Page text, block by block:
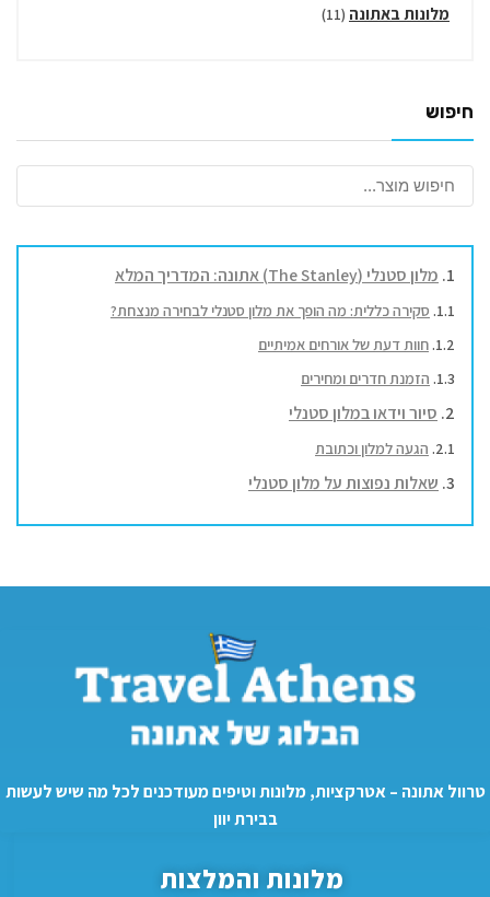
מלונות באתונה (11)
חיפוש
מלון סטנלי (The Stanley) אתונה: המדריך המלא
סקירה כללית: מה הופך את מלון סטנלי לבחירה מנצחת?
חוות דעת של אורחים אמיתיים
הזמנת חדרים ומחירים
סיור וידאו במלון סטנלי
הגעה למלון וכתובת
שאלות נפוצות על מלון סטנלי
מלונות והמלצות
טרוול אתונה – אטרקציות, מלונות וטיפים מעודכנים לכל מה שיש לעשות
בבירת יוון